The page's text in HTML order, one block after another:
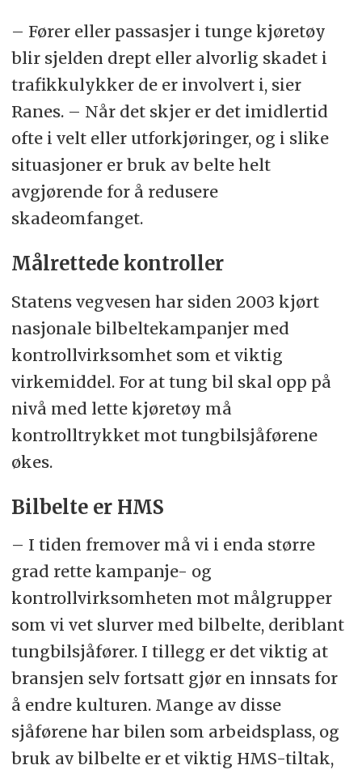
– Fører eller passasjer i tunge kjøretøy
blir sjelden drept eller alvorlig skadet i
trafikkulykker de er involvert i, sier
Ranes. – Når det skjer er det imidlertid
ofte i velt eller utforkjøringer, og i slike
situasjoner er bruk av belte helt
avgjørende for å redusere
skadeomfanget.
Målrettede kontroller
Statens vegvesen har siden 2003 kjørt
nasjonale bilbeltekampanjer med
kontrollvirksomhet som et viktig
virkemiddel. For at tung bil skal opp på
nivå med lette kjøretøy må
kontrolltrykket mot tungbilsjåførene
økes.
Bilbelte er HMS
– I tiden fremover må vi i enda større
grad rette kampanje- og
kontrollvirksomheten mot målgrupper
som vi vet slurver med bilbelte, deriblant
tungbilsjåfører. I tillegg er det viktig at
bransjen selv fortsatt gjør en innsats for
å endre kulturen. Mange av disse
sjåførene har bilen som arbeidsplass, og
bruk av bilbelte er et viktig HMS-tiltak,